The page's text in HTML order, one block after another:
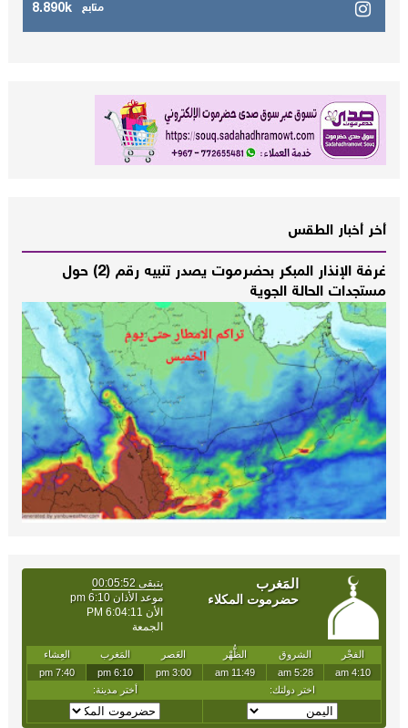
8.890k متابع
أخر أخبار الطقس
غرفة الإنذار المبكر بحضرموت يصدر تنبيه رقم (2) حول
مستجدات الحالة الجوية